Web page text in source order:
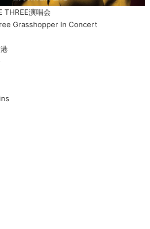
演唱会
In Concert